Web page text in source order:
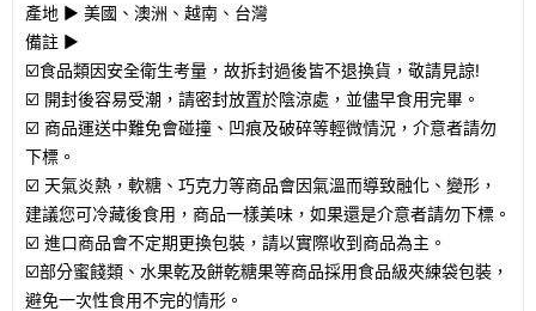
產地 ► 美國、澳洲、越南、台灣
備註 ►
☑️食品類因安全衛生考量，故拆封過後皆不退換貨，敬請見諒!
☑️ 開封後容易受潮，請密封放置於陰涼處，並儘早食用完畢。
☑️ 商品運送中難免會碰撞、凹痕及破碎等輕微情況，介意者請勿
下標。
☑️ 天氣炎熱，軟糖、巧克力等商品會因氣溫而導致融化、變形，
建議您可冷藏後食用，商品一樣美味，如果還是介意者請勿下標。
☑️ 進口商品會不定期更換包裝，請以實際收到商品為主。
☑️部分蜜餞類、水果乾及餅乾糖果等商品採用食品級夾練袋包裝，
避免一次性食用不完的情形。